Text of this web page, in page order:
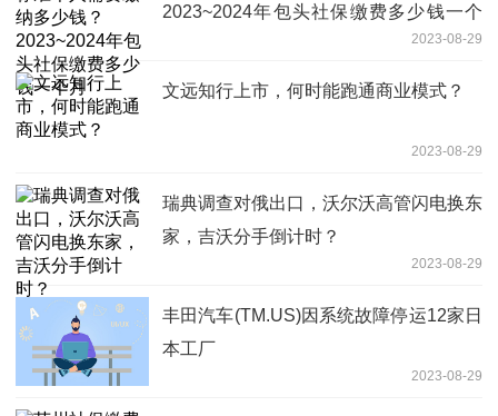
2023~2024年包头社保缴费多少钱一个
2023-08-29
文远知行上市，何时能跑通商业模式？
2023-08-29
瑞典调查对俄出口，沃尔沃高管闪电换东
家，吉沃分手倒计时？
2023-08-29
丰田汽车(TM.US)因系统故障停运12家日
本工厂
2023-08-29